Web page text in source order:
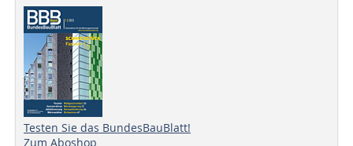
Testen Sie das BundesBauBlatt!
Zum Aboshop